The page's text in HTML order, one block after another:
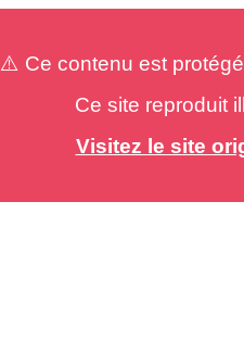
⚠️ Ce contenu est
Ce site reproduit
Visitez le site